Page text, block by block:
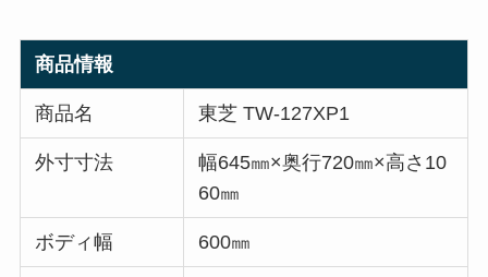
商品情報
商品名 東芝 TW-127XP1
外寸寸法
幅645㎜×奥行720㎜×高さ10
60㎜
ボディ幅 600㎜